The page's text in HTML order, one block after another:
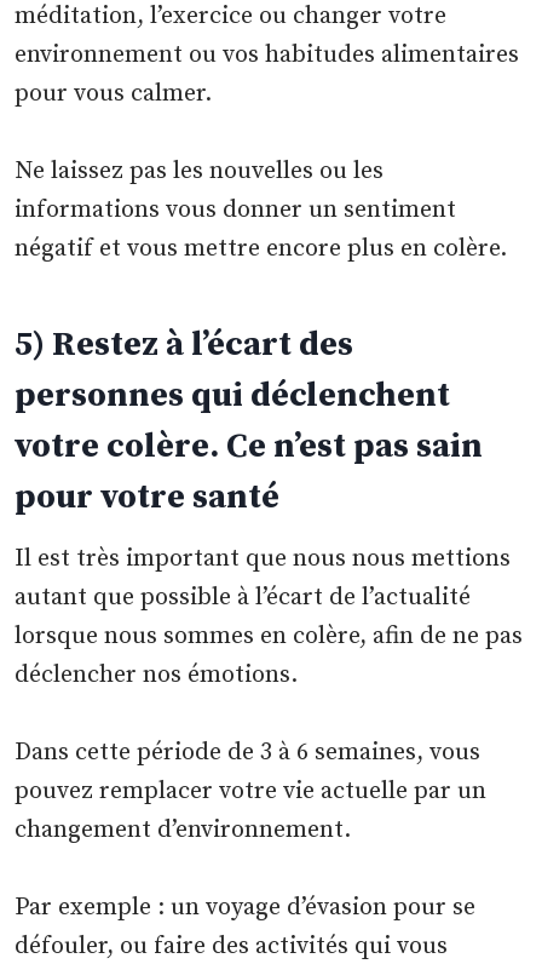
méditation, l’exercice ou changer votre
environnement ou vos habitudes alimentaires
pour vous calmer.
Ne laissez pas les nouvelles ou les
informations vous donner un sentiment
négatif et vous mettre encore plus en colère.
5) Restez à l’écart des
personnes qui déclenchent
votre colère. Ce n’est pas sain
pour votre santé
Il est très important que nous nous mettions
autant que possible à l’écart de l’actualité
lorsque nous sommes en colère, afin de ne pas
déclencher nos émotions.
Dans cette période de 3 à 6 semaines, vous
pouvez remplacer votre vie actuelle par un
changement d’environnement.
Par exemple : un voyage d’évasion pour se
défouler, ou faire des activités qui vous